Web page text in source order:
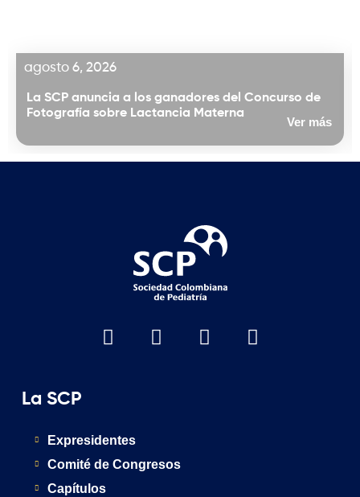
agosto 6, 2026
La SCP anuncia a los ganadores del Concurso de
Fotografía sobre Lactancia Materna
Ver más
La SCP
Expresidentes
Comité de Congresos
Capítulos